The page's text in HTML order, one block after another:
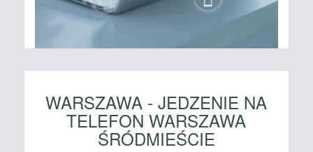
WARSZAWA - JEDZENIE NA
TELEFON WARSZAWA
ŚRÓDMIEŚCIE